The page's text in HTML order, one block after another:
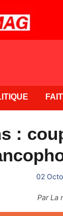
:
02
ParLa